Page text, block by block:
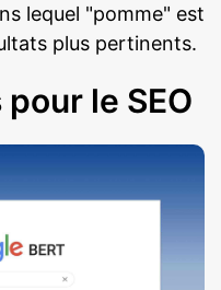
lequel "pomme" est
plus pertinents.
le SEO